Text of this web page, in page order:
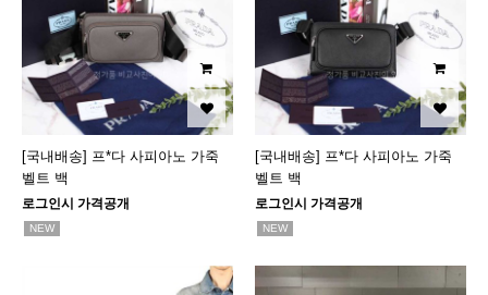
[국내배송] 프*다 사피아노 가죽
벨트 백
로그인시 가격공개
NEW
[국내배송] 프*다 사피아노 가죽
벨트 백
로그인시 가격공개
NEW